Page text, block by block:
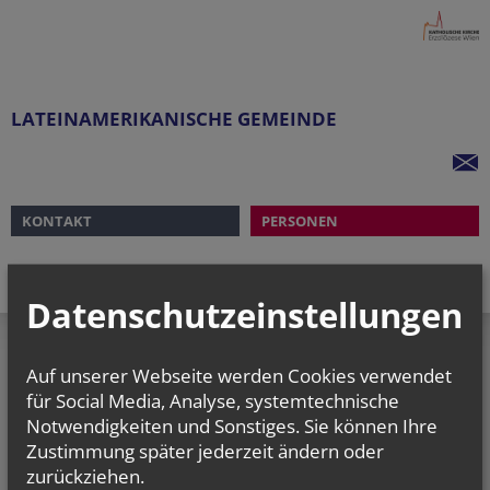
LATEINAMERIKANISCHE GEMEINDE
KONTAKT PERSONEN
Lateinamerikanische
Gemeinde
Pulverturmgasse 11
Datenschutzeinstellungen
Auf unserer Webseite werden Cookies verwendet
für Social Media, Analyse, systemtechnische
Notwendigkeiten und Sonstiges. Sie können Ihre
Zustimmung später jederzeit ändern oder
zurückziehen.